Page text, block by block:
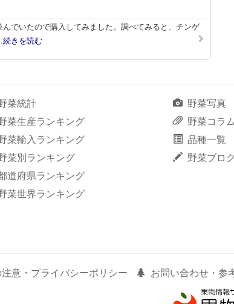
でいたので購入してみました。調べてみると、チンゲ
きを読む
菜統計
菜生産ランキング
菜輸入ランキング
菜別ランキング
道府県ランキング
菜世界ランキング
野菜写真
野菜コラ
品種一覧
野菜ブロ
意・プライバシーポリシー お問い合わせ・参